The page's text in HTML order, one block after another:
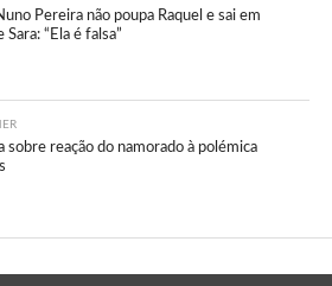
Pereira não poupa Raquel e sai em
Sara: “Ela é falsa”
sobre reação do namorado à polémica